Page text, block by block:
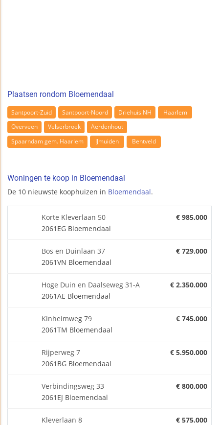
Plaatsen rondom Bloemendaal
Santpoort-Zuid Santpoort-Noord Driehuis NH
Haarlem
Overveen
Velserbroek
Aerdenhout
Spaarndam gem. Haarlem
IJmuiden Bentveld
Woningen te koop in Bloemendaal
De 10 nieuwste koophuizen in Bloemendaal.
Korte Kleverlaan 50
2061EG Bloemendaal
€ 985.000
Bos en Duinlaan 37
2061VN Bloemendaal
€ 729.000
Hoge Duin en Daalseweg 31-A
2061AE Bloemendaal
€ 2.350.000
Kinheimweg 79
2061TM Bloemendaal
€ 745.000
Rijperweg 7
2061BG Bloemendaal
€ 5.950.000
Verbindingsweg 33
2061EJ Bloemendaal
€ 800.000
Kleverlaan 8
€ 575.000